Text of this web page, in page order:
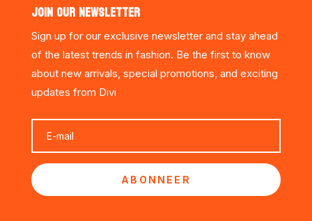
JOIN OUR NEWSLETTER
Sign up for our exclusive newsletter and stay ahead
of the latest trends in fashion. Be the first to know
about new arrivals, special promotions, and exciting
updates from Divi
ABONNEER